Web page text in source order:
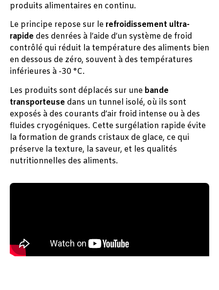
produits alimentaires en continu.
Le principe repose sur lerefroidissement ultra-
rapide des denrées à l’aide d’un système de froid
contrôlé qui réduit la température des aliments bien
en dessous de zéro, souvent à des températures
inférieures à -30 °C.
Les produits sont déplacés sur une bande
transporteuse dans un tunnel isolé, où ils sont
exposés à des courants d’air froid intense ou à des
fluides cryogéniques. Cette surgélation rapide évite
la formation de grands cristaux de glace, ce qui
préserve la texture, la saveur, et les qualités
nutritionnelles des aliments.